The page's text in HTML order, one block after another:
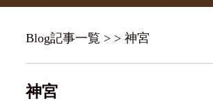
Blog記事一覧 > > 神宮
神宮